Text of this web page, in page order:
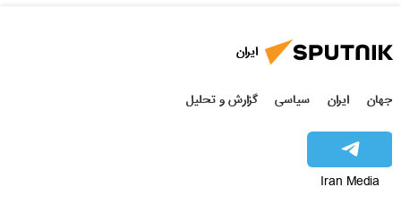
ایران
جهان ایران سیاسی گزارش و تحلیل
Iran Media